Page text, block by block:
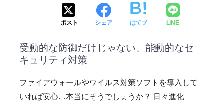
ポスト シェア はてブ LINE
受動的な防御だけじゃない、能動的なセ
キュリティ対策
ファイアウォールやウイルス対策ソフトを導入して
いれば安心…本当にそうでしょうか？ 日々進化